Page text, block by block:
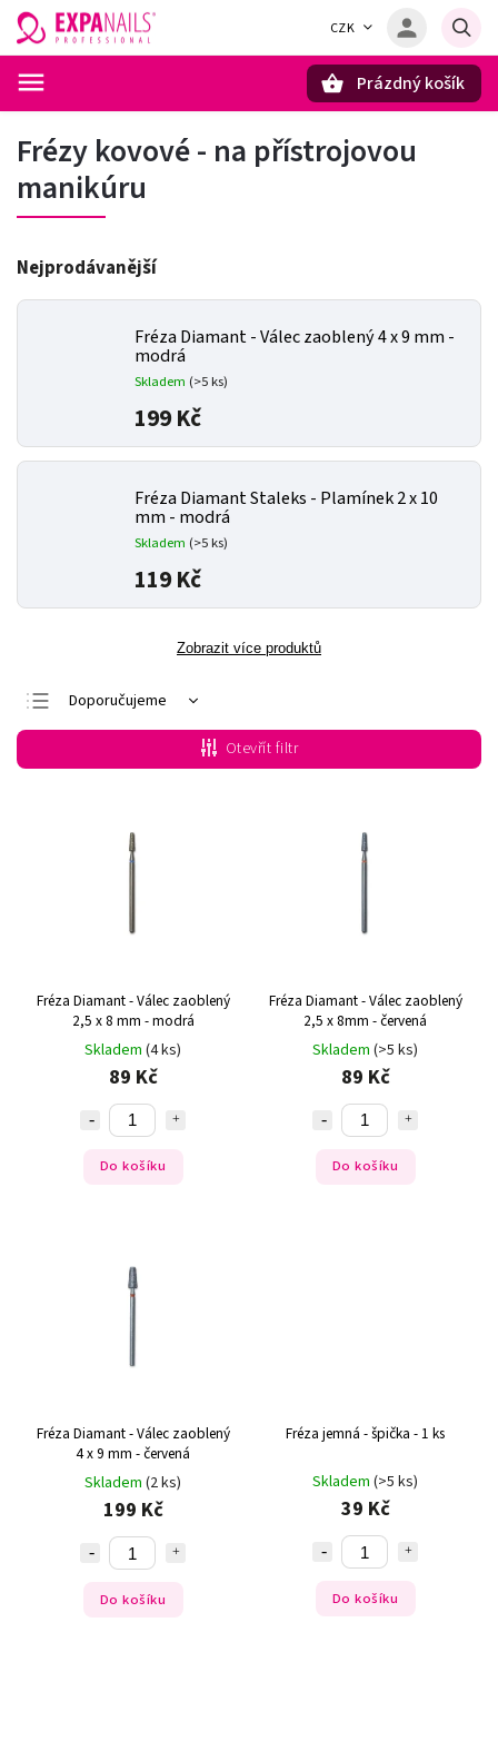
CZK
Prázdný košík
Frézy kovové - na přístrojovou
manikúru
Nejprodávanější
Fréza Diamant - Válec zaoblený 4 x 9 mm -
modrá
Skladem (>5 ks)
199 Kč
Fréza Diamant Staleks - Plamínek 2 x 10
mm - modrá
Skladem (>5 ks)
119 Kč
Zobrazit více produktů
Doporučujeme
Nejlevnější
Nejdražší
Abecedně
Otevřít filtr
Fréza Diamant - Válec zaoblený
2,5 x 8 mm - modrá
Skladem (4 ks)
89 Kč
Do košíku
Fréza Diamant - Válec zaoblený
2,5 x 8mm - červená
Skladem (>5 ks)
89 Kč
Do košíku
Fréza Diamant - Válec zaoblený
4 x 9 mm - červená
Skladem (2 ks)
199 Kč
Do košíku
Fréza jemná - špička - 1 ks
Skladem (>5 ks)
39 Kč
Do košíku